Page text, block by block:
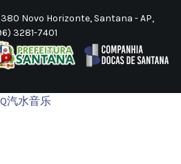
Novo Horizonte, Santana - AP,
3281-7401
汽水音乐